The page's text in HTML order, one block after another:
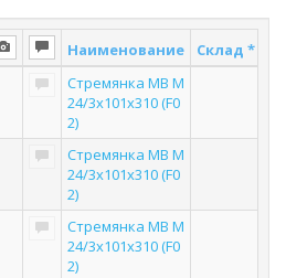
Наименование Склад *
Стремянка MB M
24/3x101x310 (F0
2)
Стремянка MB M
24/3x101x310 (F0
2)
Стремянка MB M
24/3x101x310 (F0
2)